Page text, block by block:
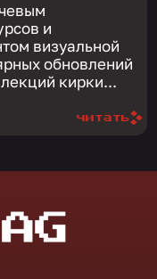
и
визуальной
обновлений
кирки...
читать